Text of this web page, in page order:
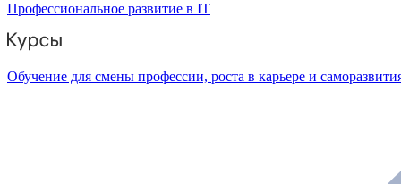
Профессиональное развитие в IT
Обучение для смены профессии, роста в карьере и